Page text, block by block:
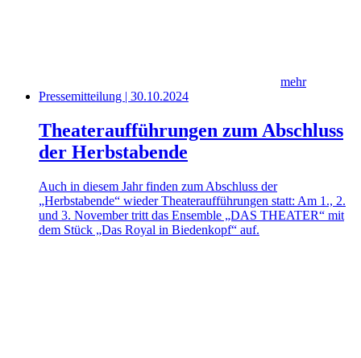
mehr
Pressemitteilung | 30.10.2024
Theateraufführungen zum Abschluss
der Herbstabende
Auch in diesem Jahr finden zum Abschluss der
„Herbstabende“ wieder Theateraufführungen statt: Am 1., 2.
und 3. November tritt das Ensemble „DAS THEATER“ mit
dem Stück „Das Royal in Biedenkopf“ auf.